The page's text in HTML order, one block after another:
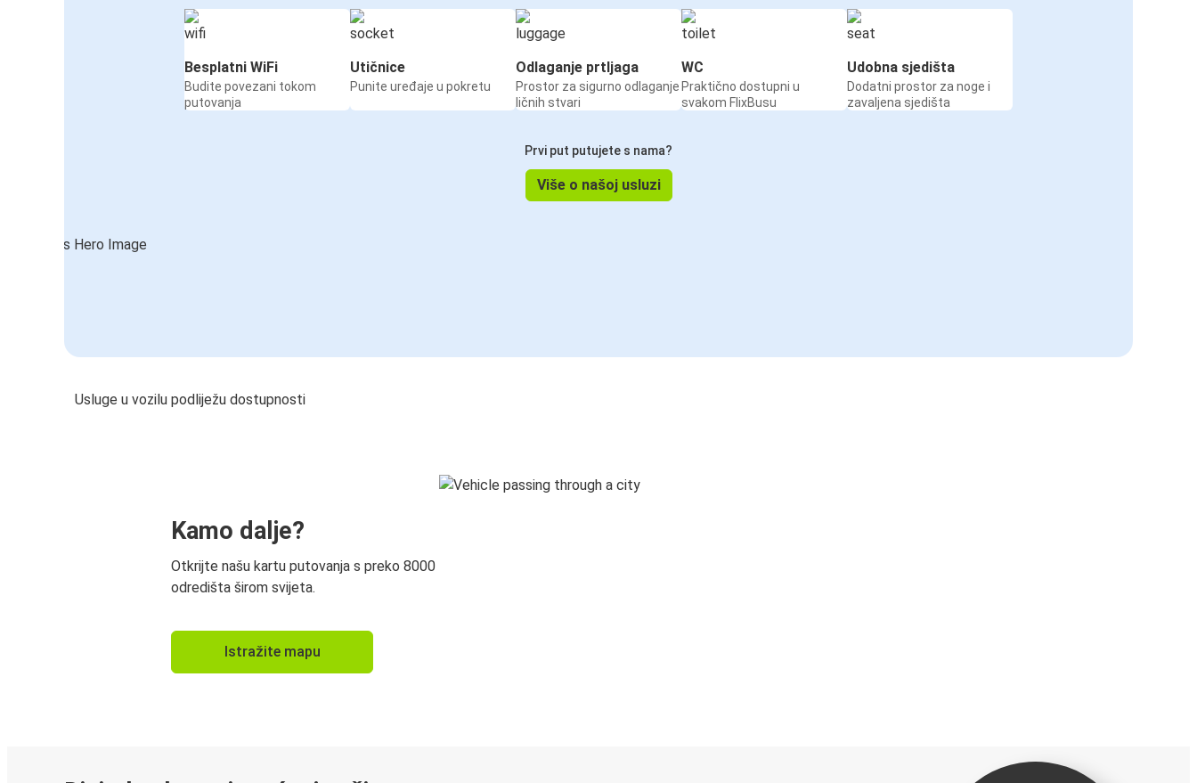
Besplatni WiFi
Budite povezani tokom
putovanja
Utičnice
Punite uređaje u pokretu
Odlaganje prtljaga
Prostor za sigurno odlaganje
ličnih stvari
WC
Praktično dostupni u
svakom FlixBusu
Udobna sjedišta
Dodatni prostor za noge i
zavaljena sjedišta
Prvi put putujete s nama?
Više o našoj usluzi
Usluge u vozilu podliježu dostupnosti
Kamo dalje?
Otkrijte našu kartu putovanja s preko 8000
odredišta širom svijeta.
Istražite mapu